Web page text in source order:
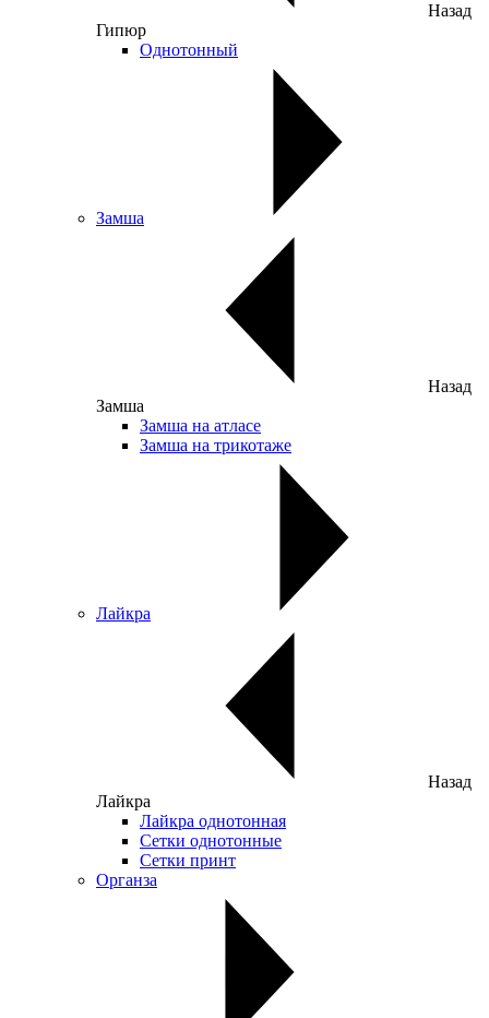
Назад
Гипюр
Однотонный
Замша
Назад
Замша
Замша на атласе
Замша на трикотаже
Лайкра
Назад
Лайкра
Лайкра однотонная
Сетки однотонные
Сетки принт
Органза